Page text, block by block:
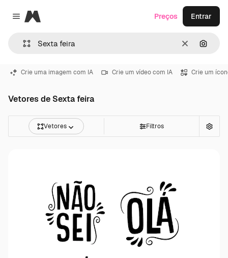
Close menu
Magnific
Limpar
Preços Entrar
Crie uma imagem com IA Crie um vídeo com IA Crie um
Vetores de Sexta feira
Vetores Filtros